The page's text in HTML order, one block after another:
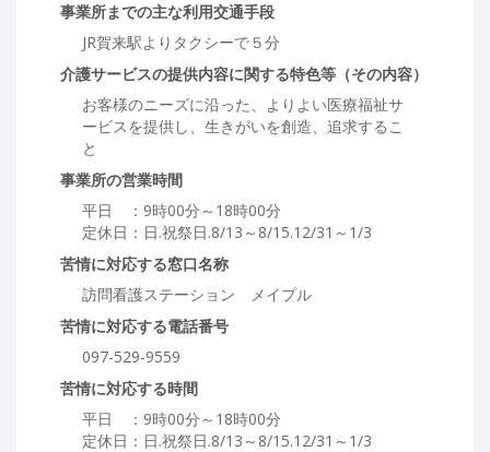
事業所までの主な利用交通手段
JR賀来駅よりタクシーで５分
介護サービスの提供内容に関する特色等（その内容）
お客様のニーズに沿った、よりよい医療福祉サ
ービスを提供し、生きがいを創造、追求するこ
と
事業所の営業時間
平日 ：9時00分～18時00分
定休日：日.祝祭日.8/13～8/15.12/31～1/3
苦情に対応する窓口名称
訪問看護ステーション メイプル
苦情に対応する電話番号
097-529-9559
苦情に対応する時間
平日 ：9時00分～18時00分
定休日：日.祝祭日.8/13～8/15.12/31～1/3